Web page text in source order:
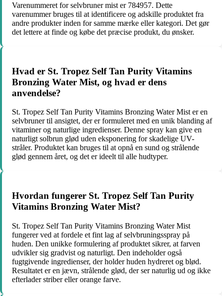
Varenummeret for selvbruner mist er 784957. Dette
varenummer bruges til at identificere og adskille produktet fra
andre produkter inden for samme mærke eller kategori. Det gør
det lettere at finde og købe det præcise produkt, du ønsker.
Hvad er St. Tropez Self Tan Purity Vitamins
Bronzing Water Mist, og hvad er dens
anvendelse?
St. Tropez Self Tan Purity Vitamins Bronzing Water Mist er en
selvbruner til ansigtet, der er formuleret med en unik blanding af
vitaminer og naturlige ingredienser. Denne spray kan give en
naturligt solbrun glød uden eksponering for skadelige UV-
stråler. Produktet kan bruges til at opnå en sund og strålende
glød gennem året, og det er ideelt til alle hudtyper.
Hvordan fungerer St. Tropez Self Tan Purity
Vitamins Bronzing Water Mist?
St. Tropez Self Tan Purity Vitamins Bronzing Water Mist
fungerer ved at fordele et fint lag af selvbruningsspray på
huden. Den unikke formulering af produktet sikrer, at farven
udvikler sig gradvist og naturligt. Den indeholder også
fugtgivende ingredienser, der holder huden hydreret og blød.
Resultatet er en jævn, strålende glød, der ser naturlig ud og ikke
efterlader striber eller orange farve.